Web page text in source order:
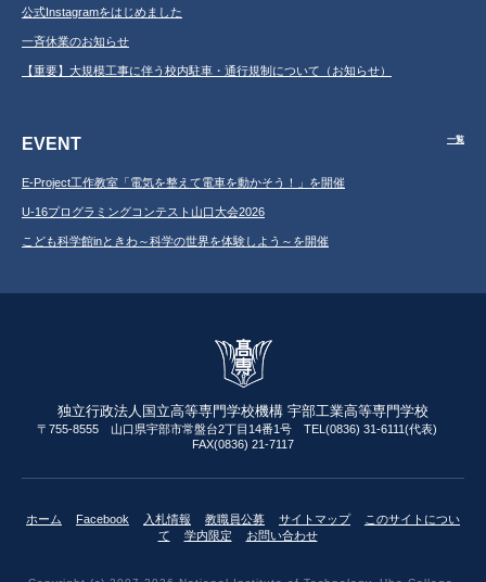
公式Instagramをはじめました
一斉休業のお知らせ
【重要】大規模工事に伴う校内駐車・通行規制について（お知らせ）
EVENT 一覧
E-Project工作教室「電気を整えて電車を動かそう！」を開催
U-16プログラミングコンテスト山口大会2026
こども科学館inときわ～科学の世界を体験しよう～を開催
独立行政法人国立高等専門学校機構 宇部工業高等専門学校
〒755-8555 山口県宇部市常盤台2丁目14番1号 TEL(0836) 31-6111(代表)
FAX(0836) 21-7117
ホーム Facebook 入札情報 教職員公募 サイトマップ
このサイトについ
て
学内限定 お問い合わせ